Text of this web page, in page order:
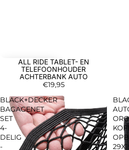
ALL RIDE TABLET- EN
TELEFOONHOUDER
ACHTERBANK AUTO
€19,95
BLACK+DECKER
BAGAGENET
SET
4-
DELIG
-